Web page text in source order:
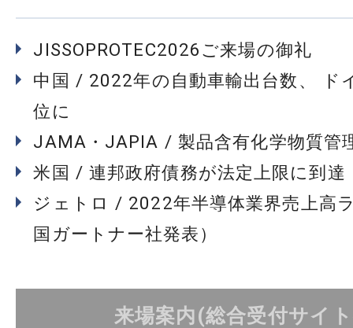
JISSOPROTEC2026ご来場の御礼
中国 / 2022年の自動車輸出台数、 ド
位に
JAMA・JAPIA / 製品含有化学物質管
米国 / 連邦政府債務が法定上限に到達
ジェトロ / 2022年半導体業界売上高
国ガートナー社発表）
来場案内(総合受付サイ